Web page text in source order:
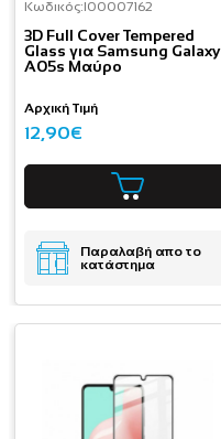
Κωδικός:I00007162
3D Full Cover Tempered
Glass για Samsung Galaxy
A05s Μαύρο
Αρχική Τιμή
12,90€
Παραλαβή απο το
κατάστημα